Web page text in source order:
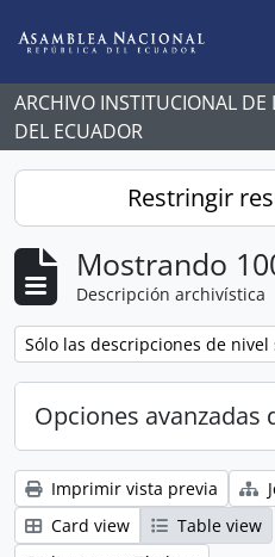
ARCHIVO INSTITUCIONAL
DEL ECUADOR
Restringir
Mostrando
Descripción archivística
Remove filter:
Sólo las descripciones de
Opciones avanzadas
Imprimir vista previa
Card view
Table view